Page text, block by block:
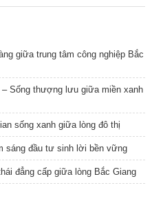
giữa trung tâm công nghiệp Bắc
Sống thượng lưu giữa miền xanh
sống xanh giữa lòng đô thị
sáng đầu tư sinh lời bền vững
đẳng cấp giữa lòng Bắc Giang